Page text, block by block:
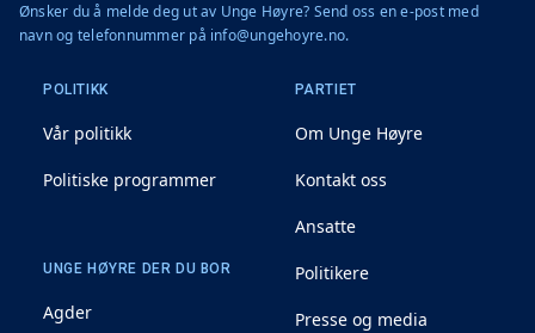
Ønsker du å melde deg ut av Unge Høyre? Send oss en e-post med
navn og telefonnummer på info@ungehoyre.no.
POLITIKK
Vår politikk
Politiske programmer
PARTIET
Om Unge Høyre
Kontakt oss
Ansatte
Politikere
Presse og media
UNGE HØYRE DER DU BOR
Agder